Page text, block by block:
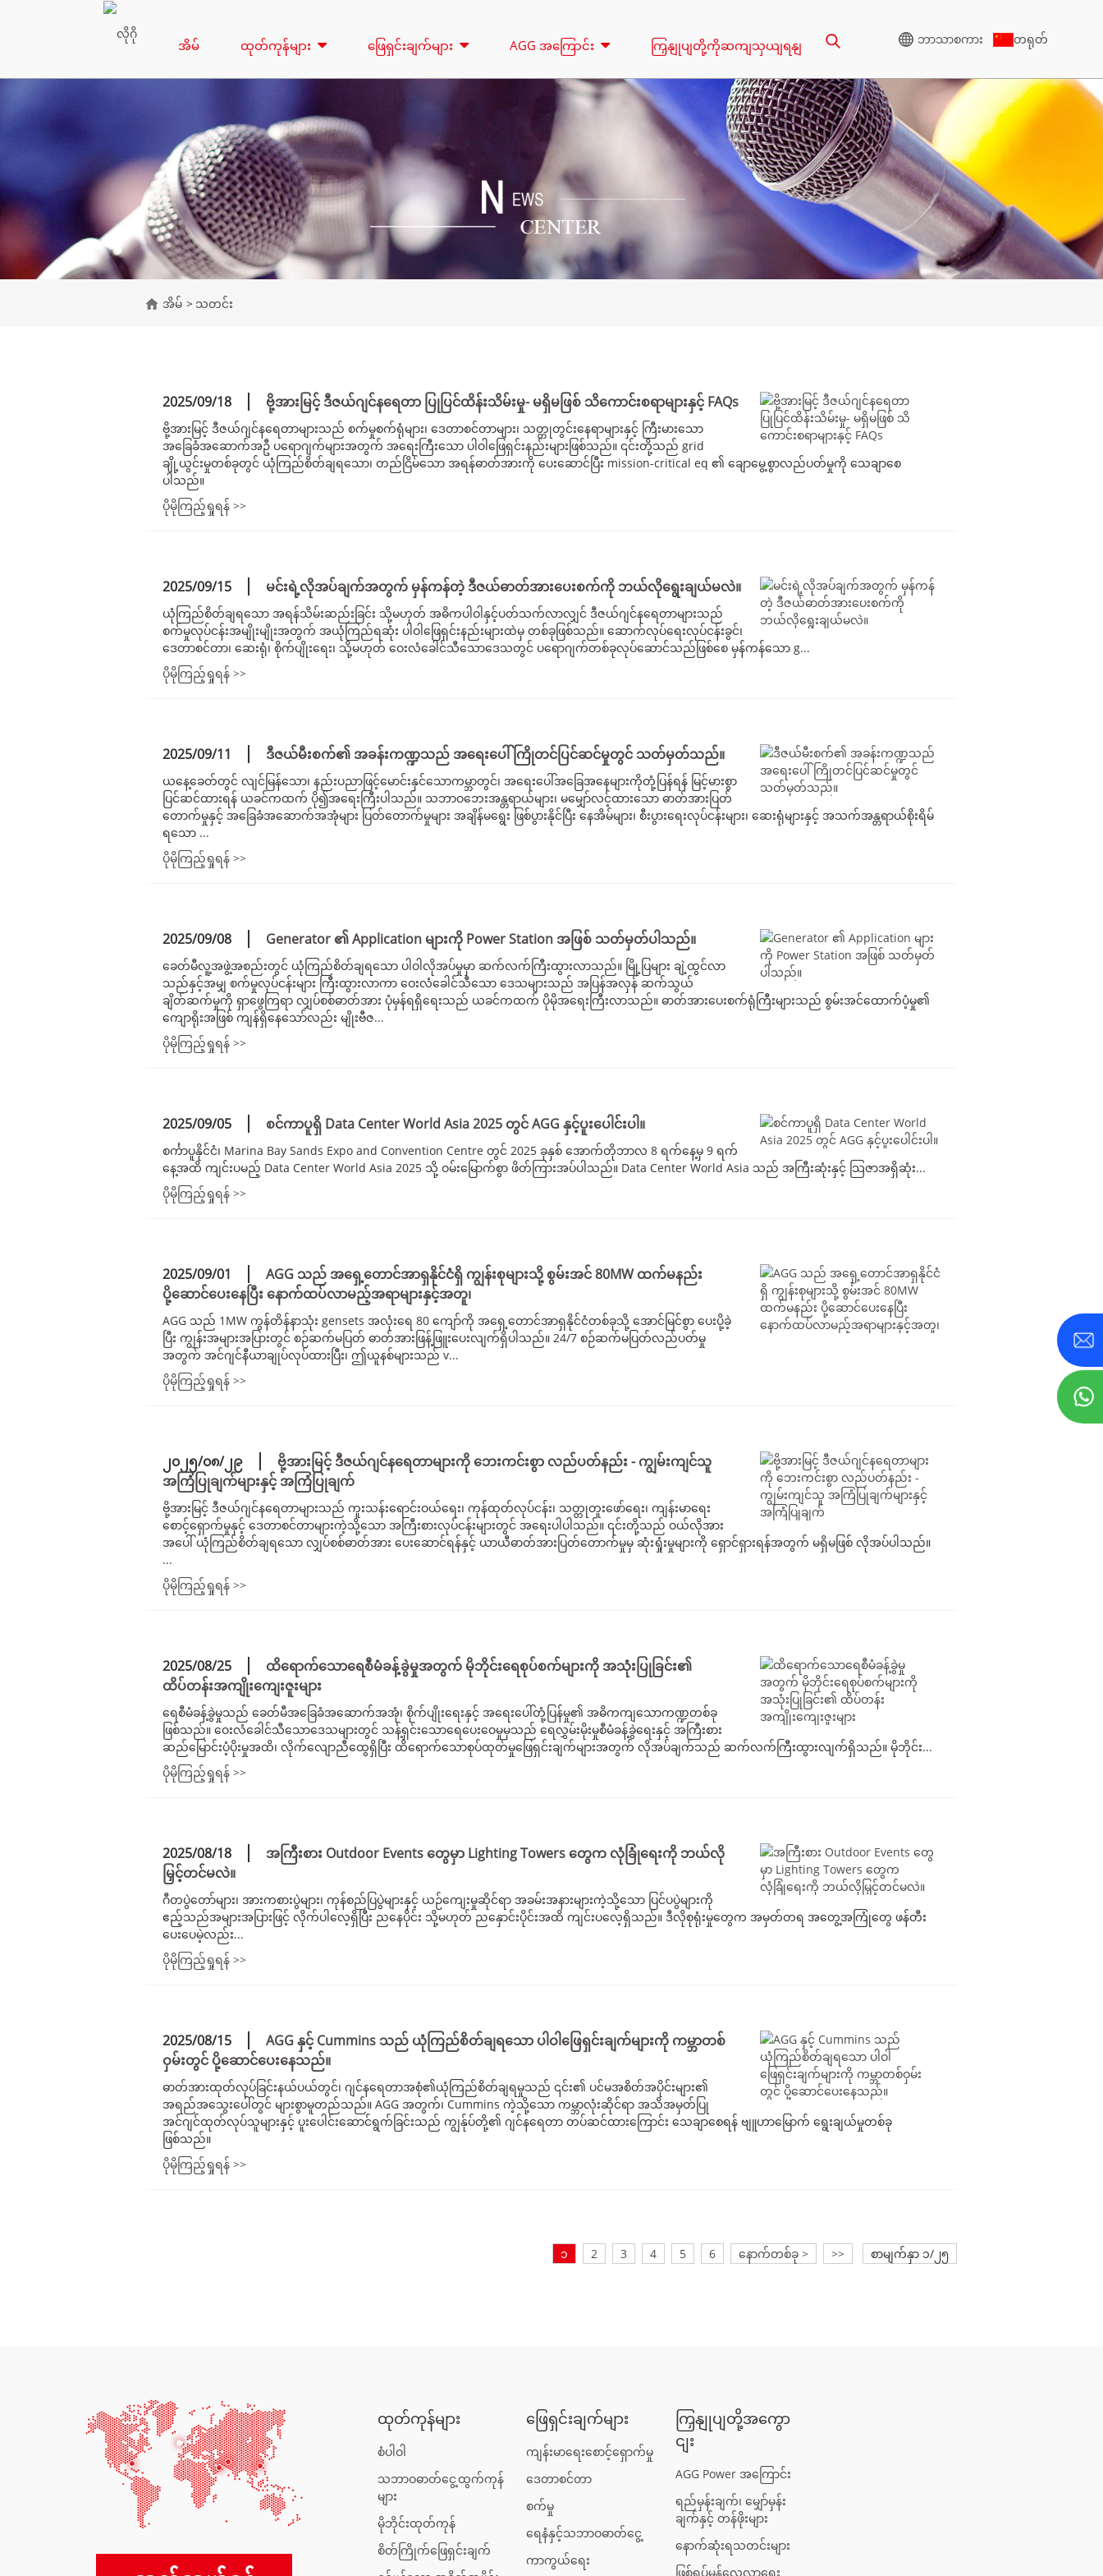
အိမ် ထုတ်ကုန်များ
စီးရီး 16.5-150 KVA
CU စီးရီး 33-300 KVA
P စီးရီး 10-220 KVA
စီးရီး 165-388KVA
P စီးရီး 250-1100 KVA
CU စီးရီး 825-3438 KVA
P စီးရီး 825-1880 KVA
M စီးရီး 1100-4000 KVA
အလင်းရောင်မျှော်စင် အငှား
မြင့်မားသောဗို့အား
ဂျင်နရေတာ
ထိန်းချုပ်မှု
ဖြေရှင်းချက်များ AGG အကြောင်း ကြှနျုပျတို့ကိုဆကျသှယျရနျ ဘာသာစကား တရုတ်
အိမ် သတင်း
2025/09/18 ဗို့အားမြင့် ဒီဇယ်ဂျင်နရေတာ ပြုပြင်ထိန်းသိမ်းမှု- မရှိမဖြစ် သိကောင်းစရာများနှင့် FAQs
ဗို့အားမြင့် ဒီဇယ်ဂျင်နရေတာများသည် စက်မှုစက်ရုံများ၊ ဒေတာစင်တာများ၊ သတ္တုတွင်းနေရာများနှင့် ကြီးမားသော
အခြေခံအဆောက်အဦ ပရောဂျက်များအတွက် အရေးကြီးသော ပါဝါဖြေရှင်းနည်းများဖြစ်သည်။ ၎င်းတို့သည် grid
ချို့ယွင်းမှုတစ်ခုတွင် ယုံကြည်စိတ်ချရသော၊ တည်ငြိမ်သော အရန်ဓာတ်အားကို ပေးဆောင်ပြီး mission-critical eq ၏ ချောမွေ့စွာလည်ပတ်မှုကို သေချာစေ
ပါသည်။
ပိုမိုကြည့်ရှုရန် >>
2025/09/15 မင်းရဲ့လိုအပ်ချက်အတွက် မှန်ကန်တဲ့ ဒီဇယ်ဓာတ်အားပေးစက်ကို ဘယ်လိုရွေးချယ်မလဲ။
ယုံကြည်စိတ်ချရသော အရန်သိမ်းဆည်းခြင်း သို့မဟုတ် အဓိကပါဝါနှင့်ပတ်သက်လာလျှင် ဒီဇယ်ဂျင်နရေတာများသည်
စက်မှုလုပ်ငန်းအမျိုးမျိုးအတွက် အယုံကြည်ရဆုံး ပါဝါဖြေရှင်းနည်းများထဲမှ တစ်ခုဖြစ်သည်။ ဆောက်လုပ်ရေးလုပ်ငန်းခွင်၊
ဒေတာစင်တာ၊ ဆေးရုံ၊ စိုက်ပျိုးရေး၊ သို့မဟုတ် ဝေးလံခေါင်သီသောဒေသတွင် ပရောဂျက်တစ်ခုလုပ်ဆောင်သည်ဖြစ်စေ မှန်ကန်သော g...
ပိုမိုကြည့်ရှုရန် >>
2025/09/11 ဒီဇယ်မီးစက်၏ အခန်းကဏ္ဍသည် အရေးပေါ်ကြိုတင်ပြင်ဆင်မှုတွင် သတ်မှတ်သည်။
ယနေ့ခေတ်တွင် လျင်မြန်သော၊ နည်းပညာဖြင့်မောင်းနှင်သောကမ္ဘာတွင်၊ အရေးပေါ်အခြေအနေများကိုတုံ့ပြန်ရန် မြင့်မားစွာ
ပြင်ဆင်ထားရန် ယခင်ကထက် ပို၍အရေးကြီးပါသည်။ သဘာဝဘေးအန္တရာယ်များ၊ မမျှော်လင့်ထားသော ဓာတ်အားပြတ်
တောက်မှုနှင့် အခြေခံအဆောက်အအုံများ ပြတ်တောက်မှုများ အချိန်မရွေး ဖြစ်ပွားနိုင်ပြီး နေအိမ်များ၊ စီးပွားရေးလုပ်ငန်းများ၊ ဆေးရုံများနှင့် အသက်အန္တရာယ်စိုးရိမ်
ရသော ...
ပိုမိုကြည့်ရှုရန် >>
2025/09/08 Generator ၏ Application များကို Power Station အဖြစ် သတ်မှတ်ပါသည်။
ခေတ်မီလူ့အဖွဲ့အစည်းတွင် ယုံကြည်စိတ်ချရသော ပါဝါလိုအပ်မှုမှာ ဆက်လက်ကြီးထွားလာသည်။ မြို့ပြများ ချဲ့ထွင်လာ
သည်နှင့်အမျှ စက်မှုလုပ်ငန်းများ ကြီးထွားလာကာ ဝေးလံခေါင်သီသော ဒေသများသည် အပြန်အလှန် ဆက်သွယ်
ချိတ်ဆက်မှုကို ရှာဖွေကြရာ လျှပ်စစ်ဓာတ်အား ပုံမှန်ရရှိရေးသည် ယခင်ကထက် ပိုမိုအရေးကြီးလာသည်။ ဓာတ်အားပေးစက်ရုံကြီးများသည် စွမ်းအင်ထောက်ပံ့မှု၏
ကျောရိုးအဖြစ် ကျန်ရှိနေသော်လည်း မျိုးဗီဇ...
ပိုမိုကြည့်ရှုရန် >>
2025/09/05 စင်ကာပူရှိ Data Center World Asia 2025 တွင် AGG နှင့်ပူးပေါင်းပါ။
စင်္ကာပူနိုင်ငံ၊ Marina Bay Sands Expo and Convention Centre တွင် 2025 ခုနှစ် အောက်တိုဘာလ 8 ရက်နေ့မှ 9 ရက်
နေ့အထိ ကျင်းပမည့် Data Center World Asia 2025 သို့ ဝမ်းမြောက်စွာ ဖိတ်ကြားအပ်ပါသည်။ Data Center World Asia သည် အကြီးဆုံးနှင့် သြဇာအရှိဆုံး...
ပိုမိုကြည့်ရှုရန် >>
2025/09/01
AGG သည် အရှေ့တောင်အာရှနိုင်ငံရှိ ကျွန်းစုများသို့ စွမ်းအင် 80MW ထက်မနည်း
ပို့ဆောင်ပေးနေပြီး နောက်ထပ်လာမည့်အရာများနှင့်အတူ၊
AGG သည် 1MW ကွန်တိန်နာသုံး gensets အလုံးရေ 80 ကျော်ကို အရှေ့တောင်အာရှနိုင်ငံတစ်ခုသို့ အောင်မြင်စွာ ပေးပို့ခဲ့
ပြီး ကျွန်းအများအပြားတွင် စဉ်ဆက်မပြတ် ဓာတ်အားဖြန့်ဖြူးပေးလျက်ရှိပါသည်။ 24/7 စဉ်ဆက်မပြတ်လည်ပတ်မှု
အတွက် အင်ဂျင်နီယာချုပ်လုပ်ထားပြီး၊ ဤယူနစ်များသည် v...
ပိုမိုကြည့်ရှုရန် >>
၂၀၂၅/၀၈/၂၉
ဗို့အားမြင့် ဒီဇယ်ဂျင်နရေတာများကို ဘေးကင်းစွာ လည်ပတ်နည်း - ကျွမ်းကျင်သူ
အကြံပြုချက်များနှင့် အကြံပြုချက်
ဗို့အားမြင့် ဒီဇယ်ဂျင်နရေတာများသည် ကူးသန်းရောင်းဝယ်ရေး၊ ကုန်ထုတ်လုပ်ငန်း၊ သတ္တုတူးဖော်ရေး၊ ကျန်းမာရေး
စောင့်ရှောက်မှုနှင့် ဒေတာစင်တာများကဲ့သို့သော အကြီးစားလုပ်ငန်းများတွင် အရေးပါပါသည်။ ၎င်းတို့သည် ဝယ်လိုအား
အပေါ် ယုံကြည်စိတ်ချရသော လျှပ်စစ်ဓာတ်အား ပေးဆောင်ရန်နှင့် ယာယီဓာတ်အားပြတ်တောက်မှုမှ ဆုံးရှုံးမှုများကို ရှောင်ရှားရန်အတွက် မရှိမဖြစ် လိုအပ်ပါသည်။
...
ပိုမိုကြည့်ရှုရန် >>
2025/08/25
ထိရောက်သောရေစီမံခန့်ခွဲမှုအတွက် မိုဘိုင်းရေစုပ်စက်များကို အသုံးပြုခြင်း၏
ထိပ်တန်းအကျိုးကျေးဇူးများ
ရေစီမံခန့်ခွဲမှုသည် ခေတ်မီအခြေခံအဆောက်အအုံ၊ စိုက်ပျိုးရေးနှင့် အရေးပေါ်တုံ့ပြန်မှု၏ အဓိကကျသောကဏ္ဍတစ်ခု
ဖြစ်သည်။ ဝေးလံခေါင်သီသောဒေသများတွင် သန့်ရှင်းသောရေပေးဝေမှုမှသည် ရေလွှမ်းမိုးမှုစီမံခန့်ခွဲရေးနှင့် အကြီးစား
ဆည်မြောင်းပံ့ပိုးမှုအထိ၊ လိုက်လျောညီထွေရှိပြီး ထိရောက်သောစုပ်ထုတ်မှုဖြေရှင်းချက်များအတွက် လိုအပ်ချက်သည် ဆက်လက်ကြီးထွားလျက်ရှိသည်။ မိုဘိုင်း...
ပိုမိုကြည့်ရှုရန် >>
2025/08/18
အကြီးစား Outdoor Events တွေမှာ Lighting Towers တွေက လုံခြုံရေးကို ဘယ်လို
မြှင့်တင်မလဲ။
ဂီတပွဲတော်များ၊ အားကစားပွဲများ၊ ကုန်စည်ပြပွဲများနှင့် ယဉ်ကျေးမှုဆိုင်ရာ အခမ်းအနားများကဲ့သို့သော ပြင်ပပွဲများကို
ဧည့်သည်အများအပြားဖြင့် လိုက်ပါလေ့ရှိပြီး ညနေပိုင်း သို့မဟုတ် ညနှောင်းပိုင်းအထိ ကျင်းပလေ့ရှိသည်။ ဒီလိုစုရုံးမှုတွေက အမှတ်တရ အတွေ့အကြုံတွေ ဖန်တီး
ပေးပေမဲ့လည်း...
ပိုမိုကြည့်ရှုရန် >>
2025/08/15
AGG နှင့် Cummins သည် ယုံကြည်စိတ်ချရသော ပါဝါဖြေရှင်းချက်များကို ကမ္ဘာတစ်
ဝှမ်းတွင် ပို့ဆောင်ပေးနေသည်။
ဓာတ်အားထုတ်လုပ်ခြင်းနယ်ပယ်တွင်၊ ဂျင်နရေတာအစုံ၏ယုံကြည်စိတ်ချရမှုသည် ၎င်း၏ ပင်မအစိတ်အပိုင်းများ၏
အရည်အသွေးပေါ်တွင် များစွာမူတည်သည်။ AGG အတွက်၊ Cummins ကဲ့သို့သော ကမ္ဘာလုံးဆိုင်ရာ အသိအမှတ်ပြု
အင်ဂျင်ထုတ်လုပ်သူများနှင့် ပူးပေါင်းဆောင်ရွက်ခြင်းသည် ကျွန်ုပ်တို့၏ ဂျင်နရေတာ တပ်ဆင်ထားကြောင်း သေချာစေရန် ဗျူဟာမြောက် ရွေးချယ်မှုတစ်ခု
ဖြစ်သည်။
ပိုမိုကြည့်ရှုရန် >>
၁ 2 3 4 5 6 နောက်တစ်ခု > >> စာမျက်နှာ ၁/၂၅
ထုတ်ကုန်များ
စံပါဝါ
သဘာဝဓာတ်ငွေ့ထွက်ကုန်
များ
မိုဘိုင်းထုတ်ကုန်
စိတ်ကြိုက်ဖြေရှင်းချက်
ဖြေရှင်းချက်များ
ကျန်းမာရေးစောင့်ရှောက်မှု
ဒေတာစင်တာ
စက်မှု
ရေနံနှင့်သဘာဝဓာတ်ငွေ့
ကာကွယ်ရေး
ကြှနျုပျတို့အကွော
ငျး
AGG Power အကြောင်း
ရည်မှန်းချက်၊ မျှော်မှန်း
ချက်နှင့် တန်ဖိုးများ
နောက်ဆုံးရသတင်းများ
ဖြစ်ရပ်မှန်လေ့လာရေး